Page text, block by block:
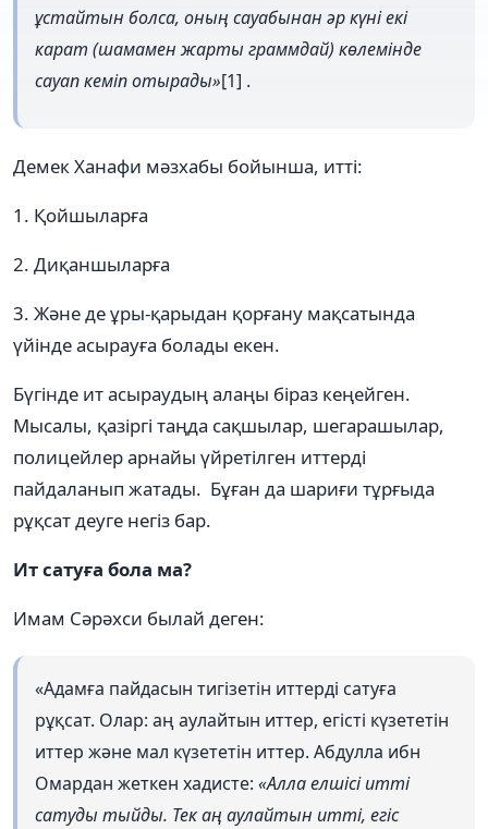
ұстайтын болса, оның сауабынан әр күні екі
карат (шамамен жарты граммдай) көлемінде
сауап кеміп отырады»[1] .
Демек Ханафи мәзхабы бойынша, итті:
1. Қойшыларға
2. Диқаншыларға
3. Жəне де ұры-қарыдан қорғану мақсатында
үйінде асырауға болады екен.
Бүгінде ит асыраудың алаңы біраз кеңейген.
Мысалы, қазіргі таңда сақшылар, шегарашылар,
полицейлер арнайы үйретілген иттерді
пайдаланып жатады. Бұған да шариғи тұрғыда
рұқсат деуге негіз бар.
Ит сатуға бола ма?
Имам Сәрәхси былай деген:
«Адамға пайдасын тигізетін иттерді сатуға
рұқсат. Олар: аң аулайтын иттер, егісті күзететін
иттер және мал күзететін иттер. Абдулла ибн
Омардан жеткен хадисте: «Алла елшісі итті
сатуды тыйды. Тек аң аулайтын итті, егіс